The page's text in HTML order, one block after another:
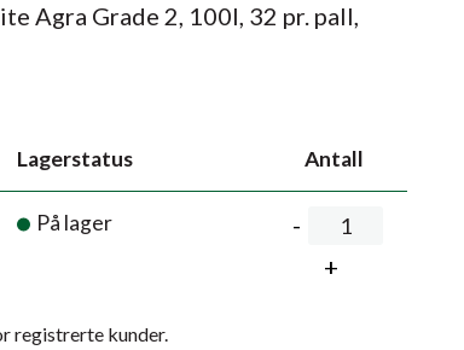
Agra Grade 2, 100l, 32 pr. pall,
Lagerstatus Antall
På lager
registrerte kunder.